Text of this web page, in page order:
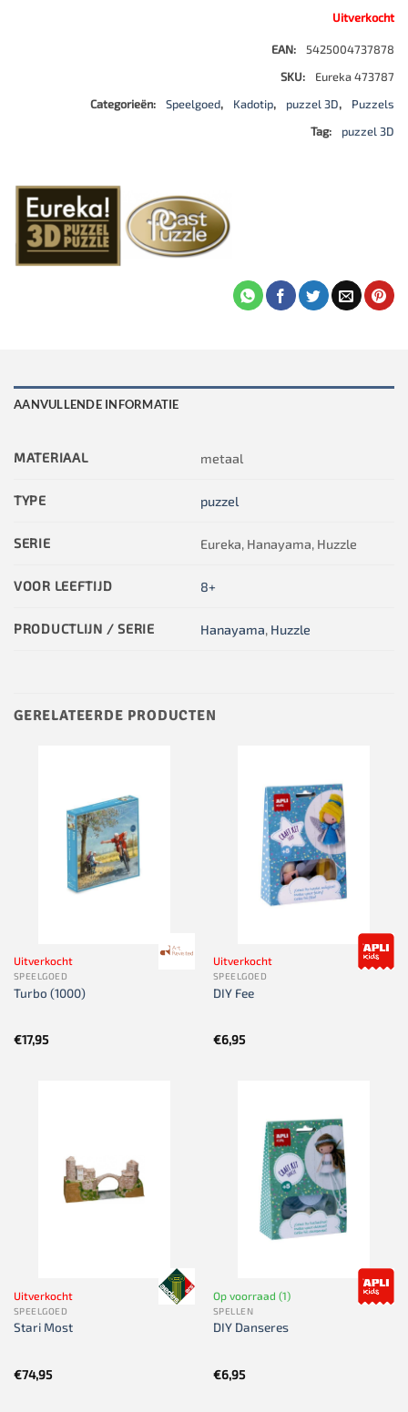
Uitverkocht
EAN:
5425004737878
SKU:
Eureka 473787
Categorieën:
Speelgoed, Kadotip, puzzel 3D,
Puzzels
Tag:
puzzel 3D
AANVULLENDE INFORMATIE
MATERIAAL metaal
TYPE puzzel
SERIE Eureka, Hanayama, Huzzle
VOOR LEEFTIJD 8+
PRODUCTLIJN / SERIE Hanayama, Huzzle
GERELATEERDE PRODUCTEN
Uitverkocht
SPEELGOED
Turbo (1000)
€17,95
Uitverkocht
SPEELGOED
DIY Fee
€6,95
Uitverkocht
SPEELGOED
Stari Most
€74,95
Op voorraad (1)
SPELLEN
DIY Danseres
€6,95